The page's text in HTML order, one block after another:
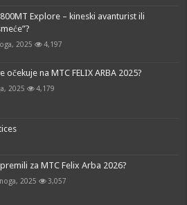
Explore – kineski avanturist ili
2025 4,197
očekuje na MTC FELIX ARBA 2025?
2025 4,179
za MTC Felix Arba 2026?
2025 3,057